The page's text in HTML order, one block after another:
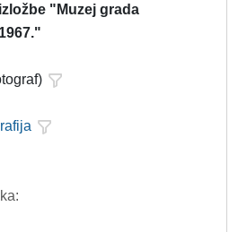
"Muzej grada